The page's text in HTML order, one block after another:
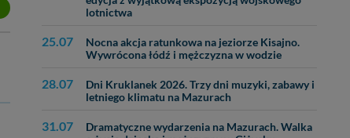
lotnictwa
25.07
Nocna akcja ratunkowa na jeziorze Kisajno.
Wywrócona łódź i mężczyzna w wodzie
28.07
Dni Kruklanek 2026. Trzy dni muzyki, zabawy i
letniego klimatu na Mazurach
31.07
Dramatyczne wydarzenia na Mazurach. Walka